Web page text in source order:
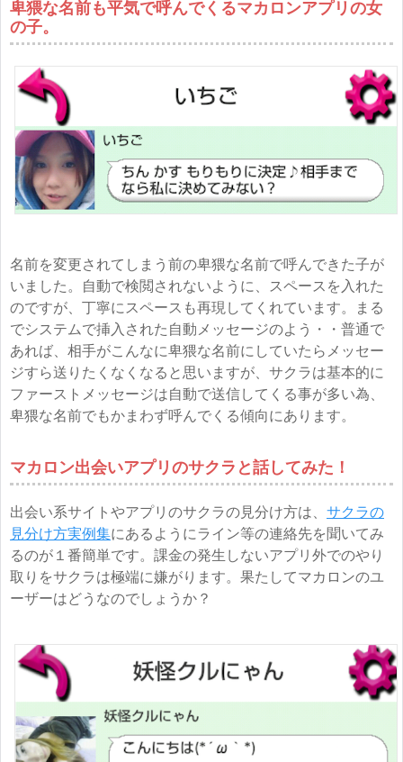
卑猥な名前も平気で呼んでくるマカロンアプリの女
の子。
名前を変更されてしまう前の卑猥な名前で呼んできた子が
いました。自動で検閲されないように、スペースを入れた
のですが、丁寧にスペースも再現してくれています。まる
でシステムで挿入された自動メッセージのよう・・普通で
あれば、相手がこんなに卑猥な名前にしていたらメッセー
ジすら送りたくなくなると思いますが、サクラは基本的に
ファーストメッセージは自動で送信してくる事が多い為、
卑猥な名前でもかまわず呼んでくる傾向にあります。
マカロン出会いアプリのサクラと話してみた！
出会い系サイトやアプリのサクラの見分け方は、 サクラの
見分け方実例集にあるようにライン等の連絡先を聞いてみ
るのが１番簡単です。課金の発生しないアプリ外でのやり
取りをサクラは極端に嫌がります。果たしてマカロンのユ
ーザーはどうなのでしょうか？